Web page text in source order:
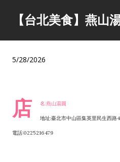
【台北美食】燕山
5/28/2026
店 名:燕山湯圓
地址:臺北市中山區集英里民生西路
電話:0225216479